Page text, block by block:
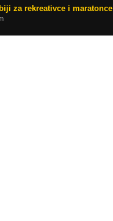
za rekreativce i